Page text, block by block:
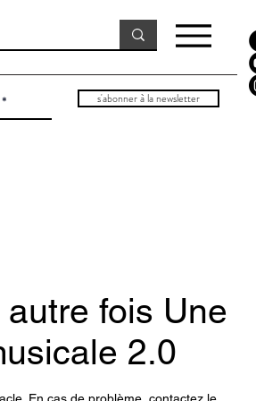
s'abonner à la newsletter
fois Une
2.0
En cas de problème, contactez le